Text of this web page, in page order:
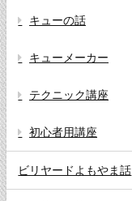
キューの話
キューメーカー
テクニック講座
初心者用講座
ビリヤードよもやま話